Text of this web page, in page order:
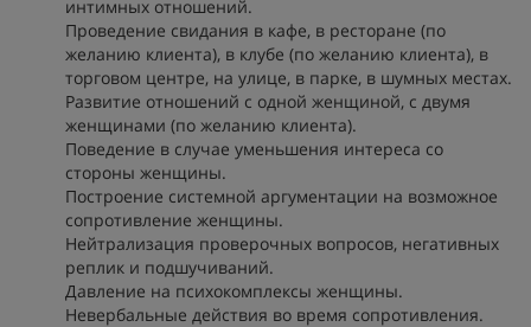
интимных отношений.
Проведение свидания в кафе, в ресторане (по
желанию клиента), в клубе (по желанию клиента), в
торговом центре, на улице, в парке, в шумных местах.
Развитие отношений с одной женщиной, с двумя
женщинами (по желанию клиента).
Поведение в случае уменьшения интереса со
стороны женщины.
Построение системной аргументации на возможное
сопротивление женщины.
Нейтрализация проверочных вопросов, негативных
реплик и подшучиваний.
Давление на психокомплексы женщины.
Невербальные действия во время сопротивления.